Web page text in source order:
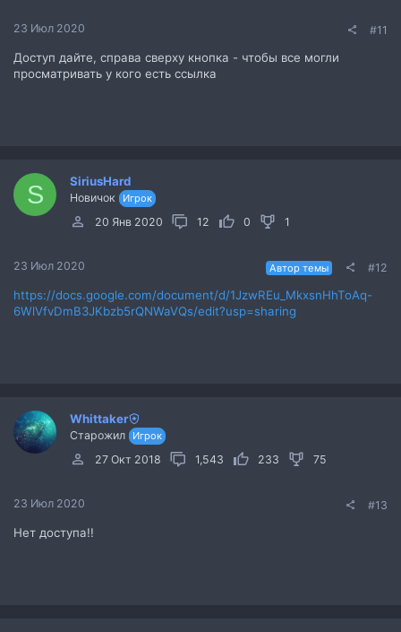
23 Июл 2020 #11
Доступ дайте, справа сверху кнопка - чтобы все могли
просматривать у кого есть ссылка
S SiriusHard
Новичок Игрок
20 Янв 2020 12 0 1
23 Июл 2020 Автор темы #12
https://docs.google.com/document/d/1JzwREu_MkxsnHhToAq-
6WlVfvDmB3JKbzb5rQNWaVQs/edit?usp=sharing
Whittaker
Старожил Игрок
27 Окт 2018 1,543 233 75
23 Июл 2020 #13
Нет доступа!!